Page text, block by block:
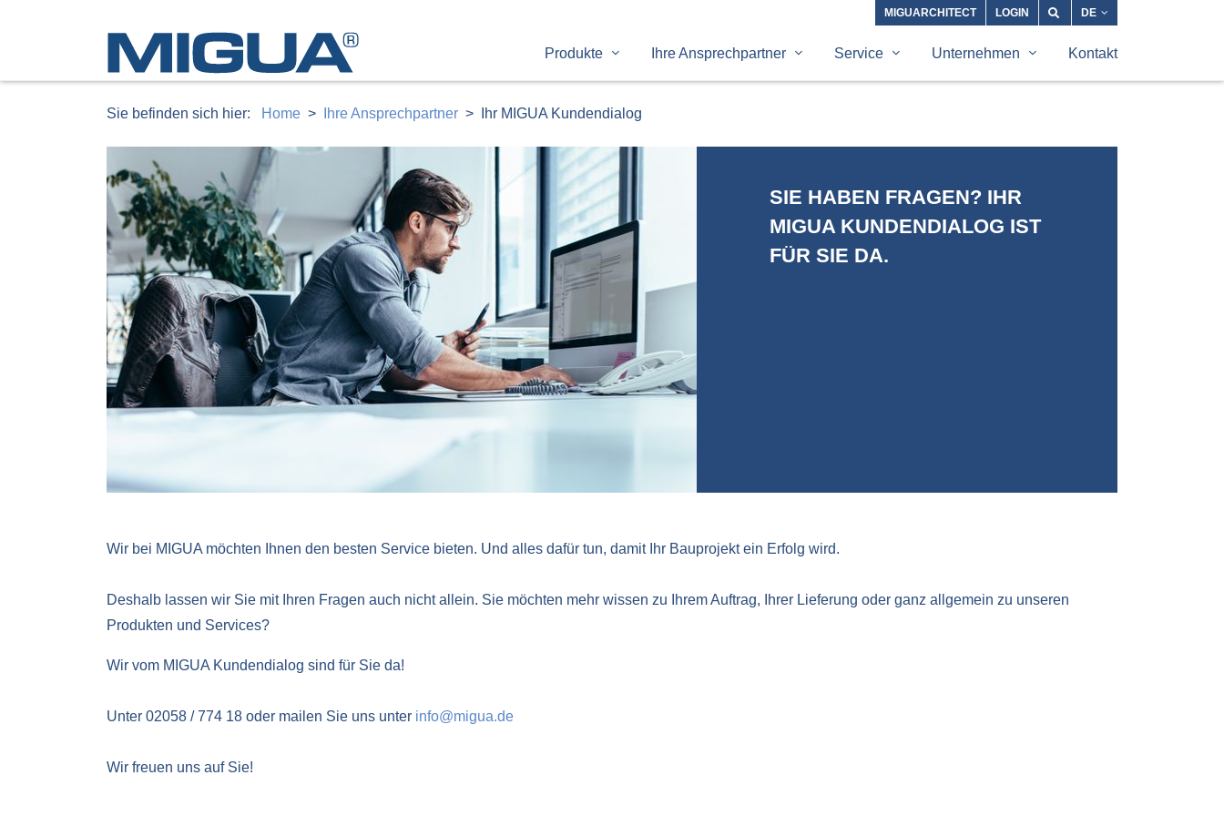
MIGUARCHITECT LOGIN DE
Produkte Ihre Ansprechpartner Service Unternehmen Kontakt
Sie befinden sich hier: Home Ihre Ansprechpartner Ihr MIGUA Kundendialog
SIE HABEN FRAGEN? IHR
MIGUA KUNDENDIALOG IST
FÜR SIE DA.
Wir bei MIGUA möchten Ihnen den besten Service bieten. Und alles dafür tun, damit Ihr Bauprojekt ein Erfolg wird.
Deshalb lassen wir Sie mit Ihren Fragen auch nicht allein. Sie möchten mehr wissen zu Ihrem Auftrag, Ihrer Lieferung oder ganz allgemein zu unseren
Produkten und Services?
Wir vom MIGUA Kundendialog sind für Sie da!
Unter 02058 / 774 18 oder mailen Sie uns unter info@migua.de
Wir freuen uns auf Sie!